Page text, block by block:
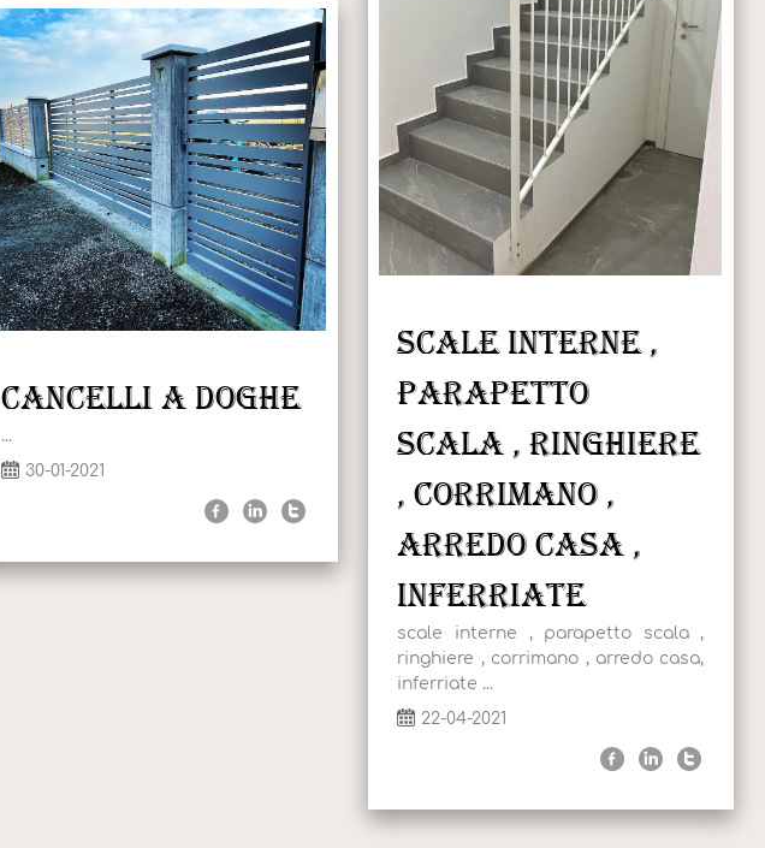
scale interne ,
parapetto
scala , ringhiere
, corrimano ,
arredo casa ,
inferriate
scale interne , parapetto scala ,
ringhiere , corrimano , arredo casa,
inferriate ...
22-04-2021
Cancelli a doghe
...
30-01-2021